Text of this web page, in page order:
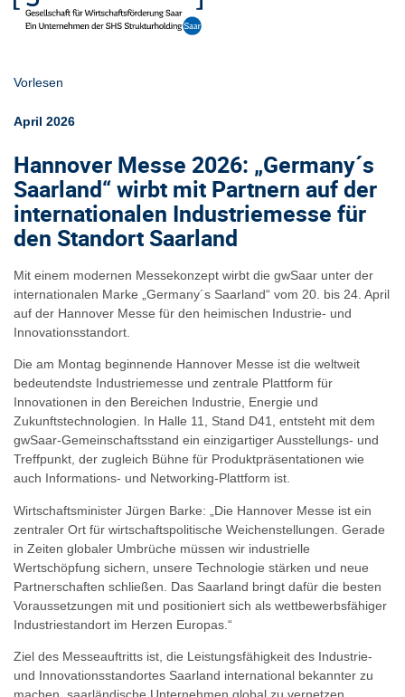
Vorlesen
April 2026
Hannover Messe 2026: „Germany´s
Saarland“ wirbt mit Partnern auf der
internationalen Industriemesse für
den Standort Saarland
Mit einem modernen Messekonzept wirbt die gwSaar unter der
internationalen Marke „Germany´s Saarland“ vom 20. bis 24. April
auf der Hannover Messe für den heimischen Industrie- und
Innovationsstandort.
Die am Montag beginnende Hannover Messe ist die weltweit
bedeutendste Industriemesse und zentrale Plattform für
Innovationen in den Bereichen Industrie, Energie und
Zukunftstechnologien. In Halle 11, Stand D41, entsteht mit dem
gwSaar-Gemeinschaftsstand ein einzigartiger Ausstellungs- und
Treffpunkt, der zugleich Bühne für Produktpräsentationen wie
auch Informations- und Networking-Plattform ist.
Wirtschaftsminister Jürgen Barke: „Die Hannover Messe ist ein
zentraler Ort für wirtschaftspolitische Weichenstellungen. Gerade
in Zeiten globaler Umbrüche müssen wir industrielle
Wertschöpfung sichern, unsere Technologie stärken und neue
Partnerschaften schließen. Das Saarland bringt dafür die besten
Voraussetzungen mit und positioniert sich als wettbewerbsfähiger
Industriestandort im Herzen Europas.“
Ziel des Messeauftritts ist, die Leistungsfähigkeit des Industrie-
und Innovationsstandortes Saarland international bekannter zu